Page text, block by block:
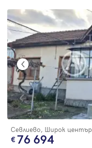
Севлиево, Широк център
76 694